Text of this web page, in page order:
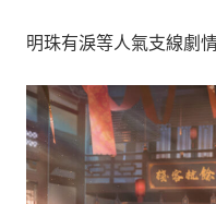
明珠有淚等人氣支線劇